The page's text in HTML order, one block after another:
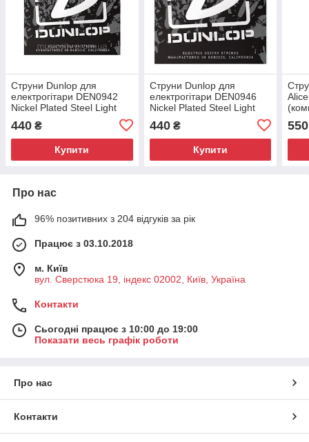
Струни Dunlop для
електрогітари DEN0942
Nickel Plated Steel Light
440 ₴
Купити
Струни Dunlop для
електрогітари DEN0946
Nickel Plated Steel Light
440₴
Купити
550
Про нас
96% позитивних з 204 відгуків за рік
Працює з 03.10.2018
м. Київ
вул. Сверстюка 19, індекс 02002, Київ, Україна
Контакти
Сьогодні працює з 10:00 до 19:00
Показати весь графік роботи
Про нас
Контакти